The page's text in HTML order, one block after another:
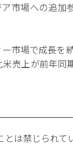
市場への追加
市場で成長を
売上が前年同
は禁じられてい